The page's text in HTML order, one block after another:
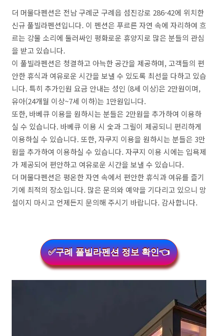
더 머물다펜션은 전남 구례군 구례읍 섬진강로 286-42에 위치한
신규 풀빌라펜션입니다. 이 펜션은 푸르른 자연 속에 자리하여 흐
르는 강물 소리에 둘러싸인 평화로운 휴양지로 많은 분들의 관심
을 받고 있습니다.
이 풀빌라펜션은 청결하고 아늑한 공간을 제공하며, 고객들의 편
안한 휴식과 여유로운 시간을 보낼 수 있도록 최선을 다하고 있습
니다. 특히 추가인원 요금 안내는 성인 (8세 이상)은 2만원이며,
유아(24개월 이상~7세 이하)는 1만원입니다.
또한, 바베큐 이용을 원하시는 분들은 2만원을 추가하여 이용하
실 수 있습니다. 바베큐 이용 시 숯과 그릴이 제공되니 편리하게
이용하실 수 있습니다. 또한, 자쿠지 이용을 원하시는 분들은 3만
원을 추가하여 이용하실 수 있습니다. 자쿠지 이용 시에는 입욕제
가 제공되어 편안하고 여유로운 시간을 보낼 수 있습니다.
더 머물다펜션은 평온한 자연 속에서 편안한 휴식과 여유를 즐기
기에 최적의 장소입니다. 많은 문의와 예약을 기다리고 있으니 망
설이지 마시고 언제든지 문의해 주시기 바랍니다. 감사합니다.
✅구례 풀빌라펜션 정보 확인👈